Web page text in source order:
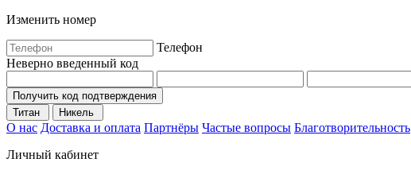
Изменить номер
Телефон
Неверно введенный код
Получить код подтверждения
Титан
Никель
О нас Доставка и оплата Партнёры Частые вопросы Благотворительность
Личный кабинет